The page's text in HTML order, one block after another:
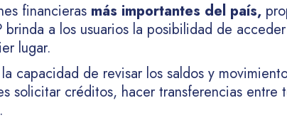
financieras más importantes del país,
a los usuarios la posibilidad de
lugar.
capacidad de revisar los saldos y
solicitar créditos, hacer transferencias